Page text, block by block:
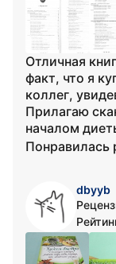
Отличная
факт, что я
коллег,
Прилагаю
началом
Понравилась
dbyyb